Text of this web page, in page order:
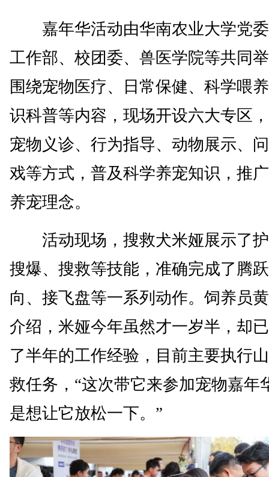
嘉年华活动由华南农业大学党
工作部、校团委、兽医学院等共同
围绕宠物医疗、日常保健、科学喂
识科普等内容，现场开设六大专区
宠物义诊、行为指导、动物展示、
戏等方式，普及科学养宠知识，推
养宠理念。
活动现场，搜救犬米娅展示了
搜爆、搜救等技能，准确完成了腾
向、接飞盘等一系列动作。饲养员
介绍，米娅今年虽然才一岁半，却
了半年的工作经验，目前主要执行
救任务，“这次带它来参加宠物嘉年
是想让它放松一下。”